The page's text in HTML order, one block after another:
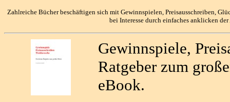
Zahlreiche Bücher beschäftigen sich mit Gewinnspielen, Preisausschreiben,
bei Interesse durch einfaches anklicken
Gewinnspiele,
Ratgeber zum
eBook.